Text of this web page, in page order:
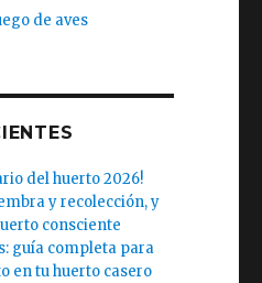
del huerto 2026!
y recolección, y
consciente
guía completa para
en tu huerto casero